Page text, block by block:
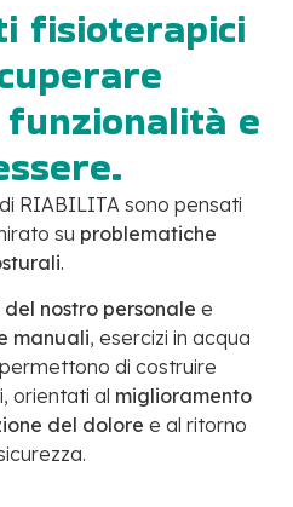
fisioterapici
e
di RIABILITA sono pensati
su problematiche
.
nostro personale e
manuali, esercizi in acqua
di costruire
orientati al miglioramento
del dolore e al ritorno